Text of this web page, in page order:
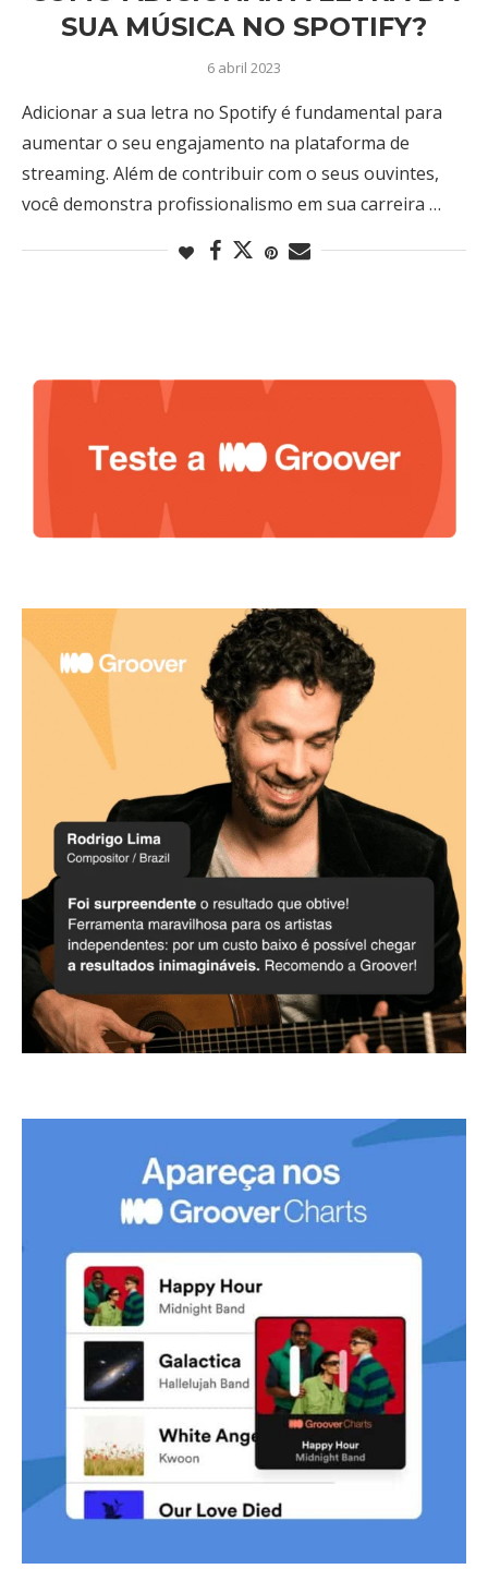
SUA MÚSICA NO SPOTIFY?
6 abril 2023
Adicionar a sua letra no Spotify é fundamental para
aumentar o seu engajamento na plataforma de
streaming. Além de contribuir com o seus ouvintes,
você demonstra profissionalismo em sua carreira …